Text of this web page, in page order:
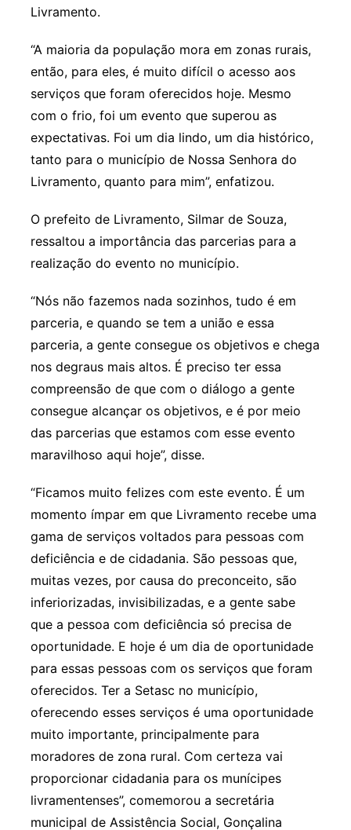
Livramento.
“A maioria da população mora em zonas rurais,
então, para eles, é muito difícil o acesso aos
serviços que foram oferecidos hoje. Mesmo
com o frio, foi um evento que superou as
expectativas. Foi um dia lindo, um dia histórico,
tanto para o município de Nossa Senhora do
Livramento, quanto para mim”, enfatizou.
O prefeito de Livramento, Silmar de Souza,
ressaltou a importância das parcerias para a
realização do evento no município.
“Nós não fazemos nada sozinhos, tudo é em
parceria, e quando se tem a união e essa
parceria, a gente consegue os objetivos e chega
nos degraus mais altos. É preciso ter essa
compreensão de que com o diálogo a gente
consegue alcançar os objetivos, e é por meio
das parcerias que estamos com esse evento
maravilhoso aqui hoje”, disse.
“Ficamos muito felizes com este evento. É um
momento ímpar em que Livramento recebe uma
gama de serviços voltados para pessoas com
deficiência e de cidadania. São pessoas que,
muitas vezes, por causa do preconceito, são
inferiorizadas, invisibilizadas, e a gente sabe
que a pessoa com deficiência só precisa de
oportunidade. E hoje é um dia de oportunidade
para essas pessoas com os serviços que foram
oferecidos. Ter a Setasc no município,
oferecendo esses serviços é uma oportunidade
muito importante, principalmente para
moradores de zona rural. Com certeza vai
proporcionar cidadania para os munícipes
livramentenses”, comemorou a secretária
municipal de Assistência Social, Gonçalina